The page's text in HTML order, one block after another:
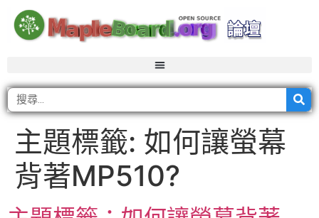
主題標籤: 如何讓螢幕
背著MP510?